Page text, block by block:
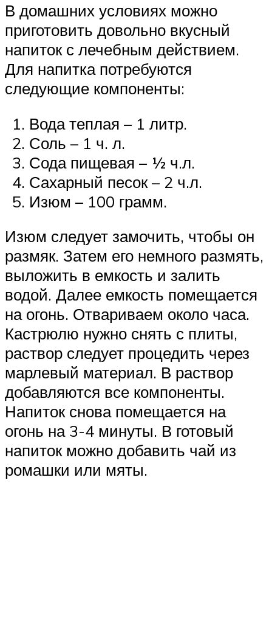
В домашних условиях можно
приготовить довольно вкусный
напиток с лечебным действием.
Для напитка потребуются
следующие компоненты:
Вода теплая – 1 литр.
Соль – 1 ч. л.
Сода пищевая – ½ ч.л.
Сахарный песок – 2 ч.л.
Изюм – 100 грамм.
Изюм следует замочить, чтобы он
размяк. Затем его немного размять,
выложить в емкость и залить
водой. Далее емкость помещается
на огонь. Отвариваем около часа.
Кастрюлю нужно снять с плиты,
раствор следует процедить через
марлевый материал. В раствор
добавляются все компоненты.
Напиток снова помещается на
огонь на 3-4 минуты. В готовый
напиток можно добавить чай из
ромашки или мяты.